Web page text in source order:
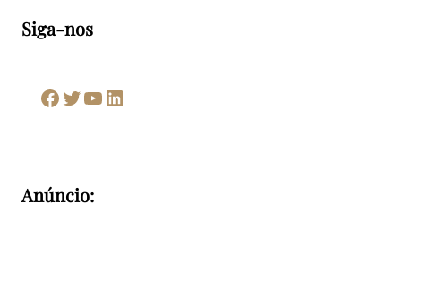
Siga-nos
Facebook Twitter Youtube LinkedIn
Anúncio: